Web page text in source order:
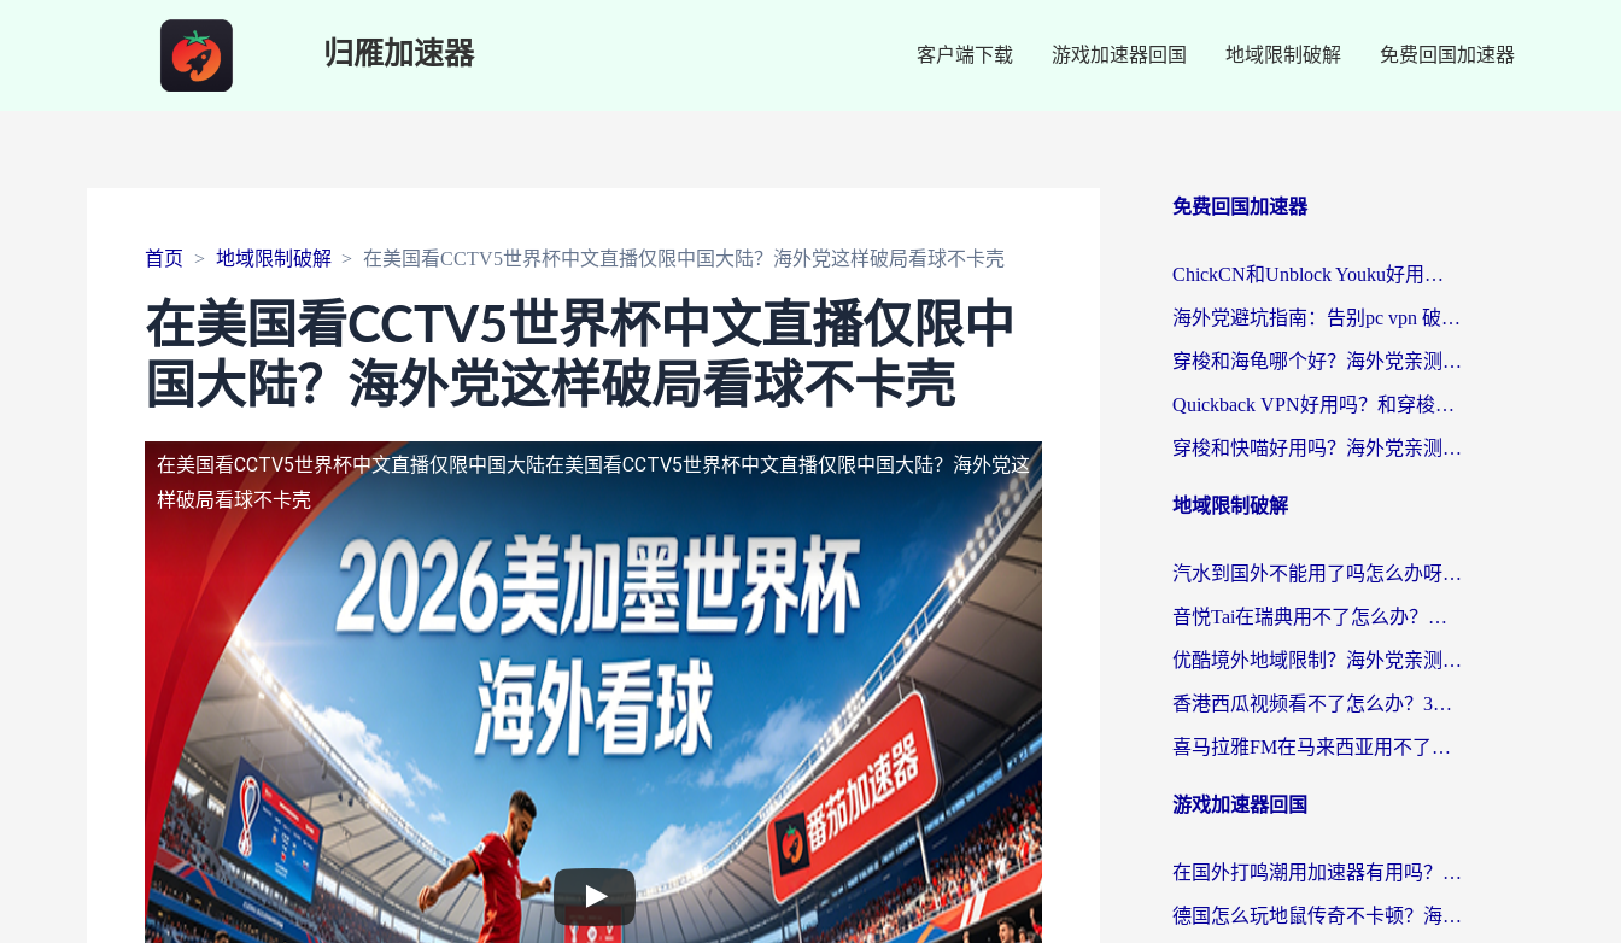
归雁加速器 客户端下载 游戏加速器回国 地域限制破解 免费回国加速器
首页 地域限制破解 在美国看CCTV5世界杯中文直播仅限中国大陆？海外党这样破局看球不卡壳
在美国看CCTV5世界杯中文直播仅限中
国大陆？海外党这样破局看球不卡壳
在美国看CCTV5世界杯中文直播仅限中国大陆在美国看CCTV5世界杯中文直播仅限中国大陆？海外党这
样破局看球不卡壳
免费回国加速器
ChickCN和Unblock Youku好用吗？海外党亲测3款回国加速器，附iOS免费选择指南
海外党避坑指南：告别pc vpn 破解，选对回国加速器轻松访问国内资源
穿梭和海龟哪个好？海外党亲测回国加速器，附电脑免费VPN推荐
Quickback VPN好用吗？和穿梭VPN对比哪个回国效果更好？海外党必看的真实测评与选择指南
穿梭和快喵好用吗？海外党亲测3款回国加速器，附日本回国VPN避坑指南
地域限制破解
汽水到国外不能用了吗怎么办呀？海外党追剧看片的救星在这里！
音悦Tai在瑞典用不了怎么办？海外华人追剧听歌的实用指南
优酷境外地域限制？海外党亲测：这样看国内剧再也不卡（附3个实用场景解决）
香港西瓜视频看不了怎么办？3步解决海外追剧难题，附靠谱加速器推荐
喜马拉雅FM在马来西亚用不了怎么办？海外华人亲测有效的回国加速指南
游戏加速器回国
在国外打鸣潮用加速器有用吗？安全吗？海外玩家国服游戏加速全指南
德国怎么玩地鼠传奇不卡顿？海外党国服游戏加速全攻略（含战双EVE实用指南）